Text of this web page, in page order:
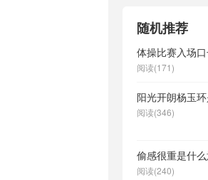
随机推荐
体操比赛入场
阅读(171)
阳光开朗杨玉
阅读(346)
偷感很重是什么
阅读(240)